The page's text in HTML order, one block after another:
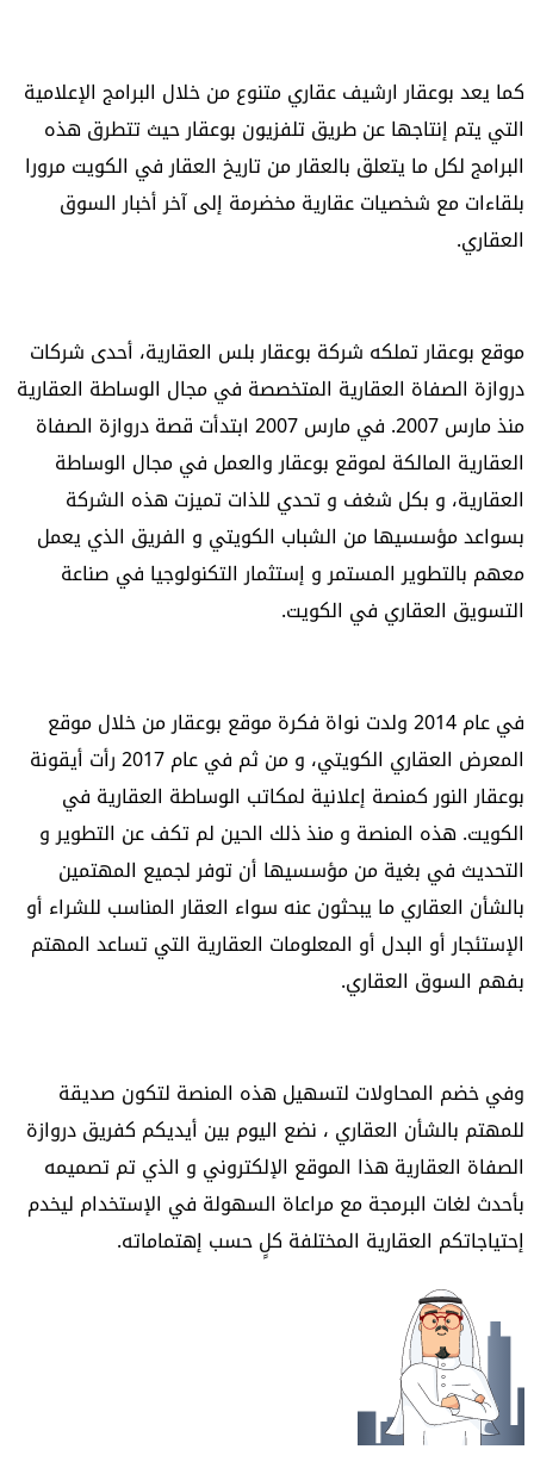
كما يعد بوعقار ارشيف عقاري متنوع من خلال البرامج الإعلامية
التي يتم إنتاجها عن طريق تلفزيون بوعقار حيث تتطرق هذه
البرامج لكل ما يتعلق بالعقار من تاريخ العقار في الكويت مرورا
بلقاءات مع شخصيات عقارية مخضرمة إلى آخر أخبار السوق
العقاري.
موقع بوعقار تملكه شركة بوعقار بلس العقارية، أحدى شركات
دروازة الصفاة العقارية المتخصصة في مجال الوساطة العقارية
منذ مارس 2007. في مارس 2007 ابتدأت قصة دروازة الصفاة
العقارية المالكة لموقع بوعقار والعمل في مجال الوساطة
العقارية، و بكل شغف و تحدي للذات تميزت هذه الشركة
بسواعد مؤسسيها من الشباب الكويتي و الفريق الذي يعمل
معهم بالتطوير المستمر و إستثمار التكنولوجيا في صناعة
التسويق العقاري في الكويت.
في عام 2014 ولدت نواة فكرة موقع بوعقار من خلال موقع
المعرض العقاري الكويتي، و من ثم في عام 2017 رأت أيقونة
بوعقار النور كمنصة إعلانية لمكاتب الوساطة العقارية في
الكويت. هذه المنصة و منذ ذلك الحين لم تكف عن التطوير و
التحديث في بغية من مؤسسيها أن توفر لجميع المهتمين
بالشأن العقاري ما يبحثون عنه سواء العقار المناسب للشراء أو
الإستئجار أو البدل أو المعلومات العقارية التي تساعد المهتم
بفهم السوق العقاري.
وفي خضم المحاولات لتسهيل هذه المنصة لتكون صديقة
للمهتم بالشأن العقاري ، نضع اليوم بين أيديكم كفريق دروازة
الصفاة العقارية هذا الموقع الإلكتروني و الذي تم تصميمه
بأحدث لغات البرمجة مع مراعاة السهولة في الإستخدام ليخدم
إحتياجاتكم العقارية المختلفة كلٍ حسب إهتماماته.